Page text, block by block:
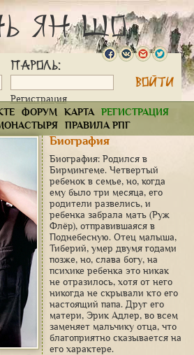
Ян Шо
Пароль:
Регистрация
ФОРУМ КАРТА
РЕГИСТРАЦИЯ
ПРАВИЛА РПГ
Биография
Биография: Родился в
Бирмингеме. Четвертый
ребенок в семье, но, когда
ему было три месяца, его
родители развелись, и
ребенка забрала мать (Руж
Флёр), отправившаяся в
Поднебесную. Отец малыша,
Тиберий, умер двумя годами
позже, но, слава богу, на
психике ребенка это никак
не отразилось, хотя от него
никогда не скрывали кто его
настоящий папа. Друг его
матери, Эрик Адлер, во всем
заменяет мальчику отца, что
благоприятно сказывается на
его характере.